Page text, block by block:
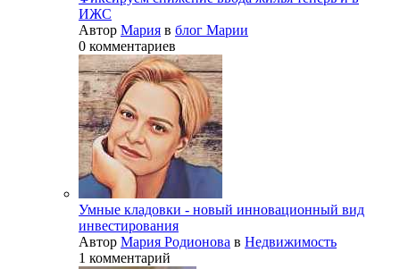
ИЖС
Автор Мария в блог Марии
0 комментариев
Умные кладовки - новый инновационный вид
инвестирования
Автор Мария Родионова в Недвижимость
1 комментарий